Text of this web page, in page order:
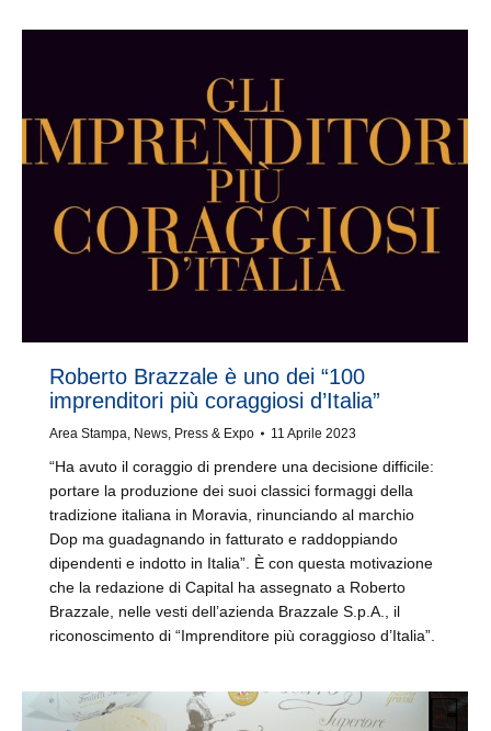
Roberto Brazzale è uno dei “100
imprenditori più coraggiosi d’Italia”
Area Stampa, News, Press & Expo 11 Aprile 2023
“Ha avuto il coraggio di prendere una decisione difficile:
portare la produzione dei suoi classici formaggi della
tradizione italiana in Moravia, rinunciando al marchio
Dop ma guadagnando in fatturato e raddoppiando
dipendenti e indotto in Italia”. È con questa motivazione
che la redazione di Capital ha assegnato a Roberto
Brazzale, nelle vesti dell’azienda Brazzale S.p.A., il
riconoscimento di “Imprenditore più coraggioso d’Italia”.